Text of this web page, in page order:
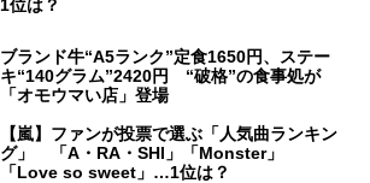
1位は？
ブランド牛“A5ランク”定食1650円、ステー
キ“140グラム”2420円 “破格”の食事処が
「オモウマい店」登場
【嵐】ファンが投票で選ぶ「人気曲ランキン
グ」 「A・RA・SHI」「Monster」
「Love so sweet」…1位は？